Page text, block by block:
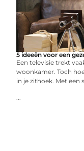
5 ideeën voor een
Een televisie trekt
woonkamer. Toch
in je zithoek. Met een
...